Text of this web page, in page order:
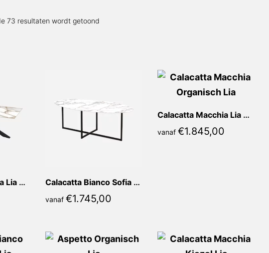
73 resultaten wordt getoondGesorteerd
Calacatta Macchia Lia Recht Calacatta Bianco Sofia Ovaal
vanaf €1.745,00
Calacatta Macchia Lia Organisch
vanaf €1.845,00